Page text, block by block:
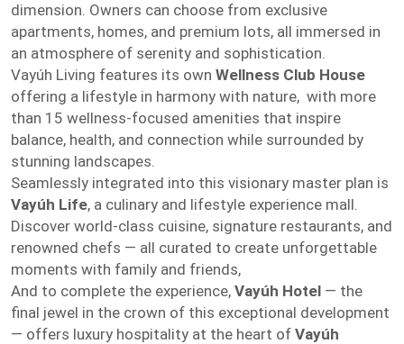
dimension. Owners can choose from exclusive
apartments, homes, and premium lots, all immersed in
an atmosphere of serenity and sophistication.
Vayúh Living features its own Wellness Club House
offering a lifestyle in harmony with nature, with more
than 15 wellness-focused amenities that inspire
balance, health, and connection while surrounded by
stunning landscapes.
Seamlessly integrated into this visionary master plan is
Vayúh Life, a culinary and lifestyle experience mall.
Discover world-class cuisine, signature restaurants, and
renowned chefs — all curated to create unforgettable
moments with family and friends,
And to complete the experience, Vayúh Hotel — the
final jewel in the crown of this exceptional development
— offers luxury hospitality at the heart of Vayúh